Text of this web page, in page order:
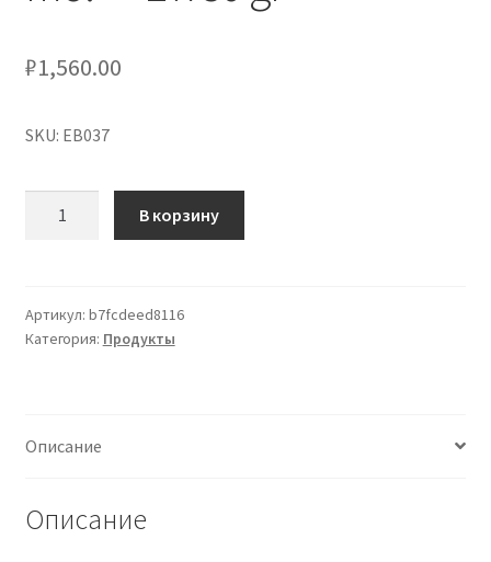
₽1,560.00
SKU: EB037
Pear
Organic
a
6
В корзину
Артикул: b7fcdeed8116
Категория: Продукты
Описание
Описание